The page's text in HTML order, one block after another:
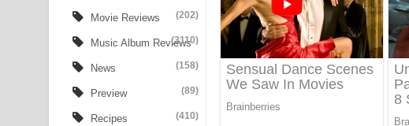
Tharu Yaye Dilena Song Lyrics - තරු යායේ දිලෙනා ගීතයේ පද පෙළ
Ow Man Sosa Song Lyrics - ඔව් මං සෝසා ගීතයේ පද පෙළ
Movie Reviews (202)
Music Album Reviews
(3110)
News (158)
Preview (89)
Recipes (410)